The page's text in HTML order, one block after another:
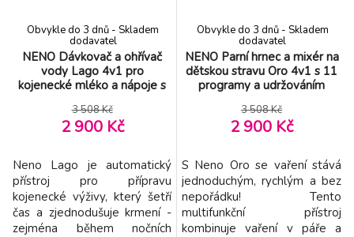
NENO Dávkovač a ohřívač
vody Lago 4v1 pro
kojenecké mléko a nápoje s
100°C
Obvykle do 3 dnů - Skladem
dodavatel
3 508 Kč
2 900 Kč
Neno Lago je automatický
přístroj pro přípravu
kojenecké výživy, který šetří
čas a zjednodušuje krmení -
zejména během nočních
NENO Parní hrnec a mixér na
dětskou stravu Oro 4v1 s 11
programy a udržováním
Obvykle do 3 dnů - Skladem
dodavatel
3 508 Kč
2 900 Kč
S Neno Oro se vaření stává
jednoduchým, rychlým a bez
nepořádku! Tento
multifunkční přístroj
kombinuje vaření v páře a